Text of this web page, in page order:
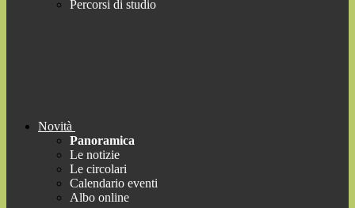
Percorsi di studio
Novità
Panoramica
Le notizie
Le circolari
Calendario eventi
Albo online